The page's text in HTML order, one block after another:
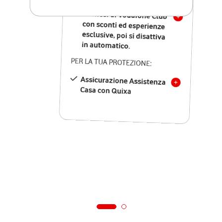
12 mesi di Vodafone Club
con sconti ed esperienze
esclusive, poi si disattiva
in automatico.
PER LA TUA PROTEZIONE:
Assicurazione Assistenza
Casa con Quixa